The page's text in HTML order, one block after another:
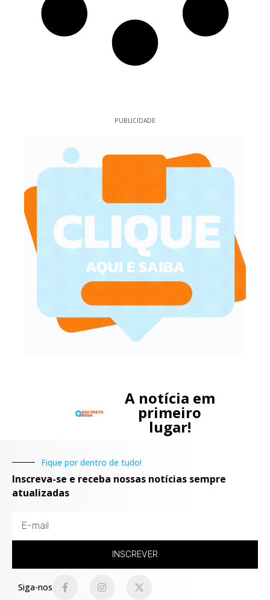
PUBLICIDADE
A notícia em
primeiro
lugar!
Fique por dentro de tudo!
Inscreva-se e receba nossas notícias sempre
atualizadas
INSCREVER
Siga-nos